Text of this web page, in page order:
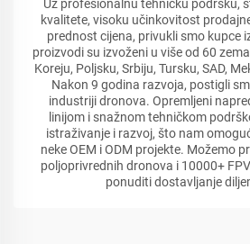
Uz profesionalnu tehničku podršku,
kvalitete, visoku učinkovitost
prednost cijena, privukli smo kupce
proizvodi su izvoženi u više od 60
Koreju, Poljsku, Srbiju, Tursku, SAD,
Nakon 9 godina razvoja, postigli
industriji dronova. Opremljeni
linijom i snažnom tehničkom
istraživanje i razvoj, što nam
neke OEM i ODM projekte. Možemo
poljoprivrednih dronova i 10000+
ponuditi dostavljanje